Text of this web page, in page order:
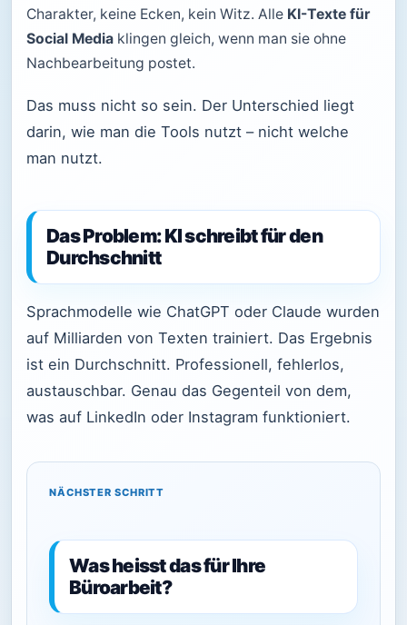
Charakter, keine Ecken, kein Witz. Alle KI-Texte für
Social Media klingen gleich, wenn man sie ohne
Nachbearbeitung postet.
Das muss nicht so sein. Der Unterschied liegt
darin, wie man die Tools nutzt – nicht welche
man nutzt.
Das Problem: KI schreibt für den
Durchschnitt
Sprachmodelle wie ChatGPT oder Claude wurden
auf Milliarden von Texten trainiert. Das Ergebnis
ist ein Durchschnitt. Professionell, fehlerlos,
austauschbar. Genau das Gegenteil von dem,
was auf LinkedIn oder Instagram funktioniert.
NÄCHSTER SCHRITT
Was heisst das für Ihre
Büroarbeit?